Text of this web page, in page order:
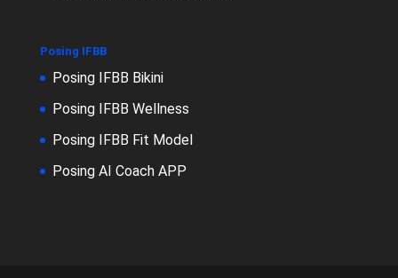
Posing IFBB
Posing IFBB Bikini
Posing IFBB Wellness
Posing IFBB Fit Model
Posing AI Coach APP